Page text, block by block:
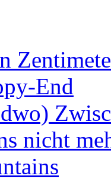
End
nicht